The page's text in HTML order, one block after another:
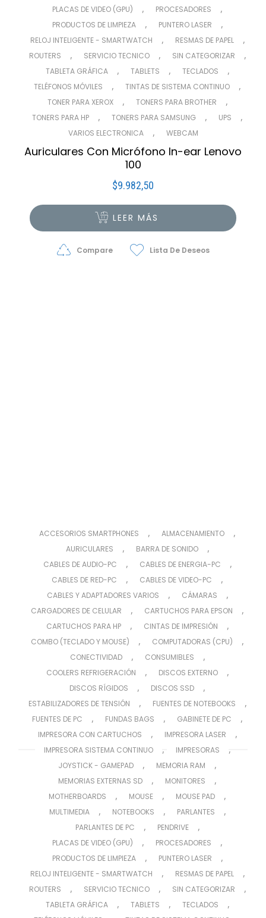
PLACAS DE VIDEO (GPU) , PROCESADORES ,
PRODUCTOS DE LIMPIEZA , PUNTERO LASER ,
RELOJ INTELIGENTE - SMARTWATCH , RESMAS DE PAPEL ,
ROUTERS , SERVICIO TECNICO , SIN CATEGORIZAR ,
TABLETA GRÁFICA , TABLETS , TECLADOS ,
TELÉFONOS MÓVILES , TINTAS DE SISTEMA CONTINUO ,
TONER PARA XEROX , TONERS PARA BROTHER ,
TONERS PARA HP , TONERS PARA SAMSUNG , UPS ,
VARIOS ELECTRONICA , WEBCAM
Auriculares Con Micrófono In-ear Lenovo
100
$9.982,50
LEER MÁS
Compare Lista De Deseos
ACCESORIOS SMARTPHONES , ALMACENAMIENTO ,
AURICULARES , BARRA DE SONIDO ,
CABLES DE AUDIO-PC , CABLES DE ENERGIA-PC ,
CABLES DE RED-PC , CABLES DE VIDEO-PC ,
CABLES Y ADAPTADORES VARIOS , CÁMARAS ,
CARGADORES DE CELULAR , CARTUCHOS PARA EPSON ,
CARTUCHOS PARA HP , CINTAS DE IMPRESIÓN ,
COMBO (TECLADO Y MOUSE) , COMPUTADORAS (CPU) ,
CONECTIVIDAD , CONSUMIBLES ,
COOLERS REFRIGERACIÓN , DISCOS EXTERNO ,
DISCOS RÍGIDOS , DISCOS SSD ,
ESTABILIZADORES DE TENSIÓN , FUENTES DE NOTEBOOKS ,
FUENTES DE PC , FUNDAS BAGS , GABINETE DE PC ,
IMPRESORA CON CARTUCHOS , IMPRESORA LASER ,
IMPRESORA SISTEMA CONTINUO , IMPRESORAS ,
JOYSTICK - GAMEPAD , MEMORIA RAM ,
MEMORIAS EXTERNAS SD , MONITORES ,
MOTHERBOARDS , MOUSE , MOUSE PAD ,
MULTIMEDIA , NOTEBOOKS , PARLANTES ,
PARLANTES DE PC , PENDRIVE ,
PLACAS DE VIDEO (GPU) , PROCESADORES ,
PRODUCTOS DE LIMPIEZA , PUNTERO LASER ,
RELOJ INTELIGENTE - SMARTWATCH , RESMAS DE PAPEL ,
ROUTERS , SERVICIO TECNICO , SIN CATEGORIZAR ,
TABLETA GRÁFICA , TABLETS , TECLADOS ,